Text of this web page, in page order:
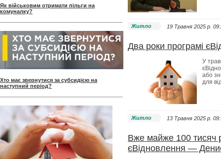
Як військовим отримати пільги на
комуналку?
Хто має звернутися за субсидією на
наступний період?
Житло 19 Травня 2025 p.
Два роки програмі
У
або
для
Житло 13 Травня 2025 p.
Вже майже 100 тисяч
єВідновлення —